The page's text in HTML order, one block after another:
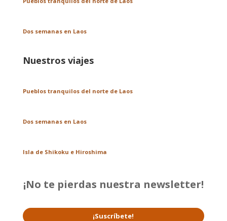
Dos semanas en Laos
Nuestros viajes
Pueblos tranquilos del norte de Laos
Dos semanas en Laos
Isla de Shikoku e Hiroshima
¡No te pierdas nuestra newsletter!
¡Suscríbete!